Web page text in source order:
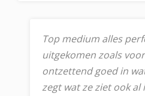
Top medium alles
uitgekomen zoals
ontzettend goed in
zegt wat ze ziet ook al